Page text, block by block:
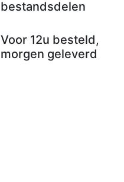
bestandsdelen
Voor 12u besteld,
morgen geleverd